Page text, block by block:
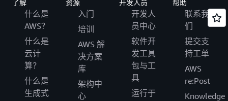
了解
什么是
AWS？
什么是
云计
算？
什么是
生成式
资源
入门
培训
AWS 解
决方案
库
架构中
心
开发人员
开发人
员中心
软件开
发工具
包与工
具
运行于
帮助
联系我
们
提交支
持工单
AWS
re:Post
Knowledge